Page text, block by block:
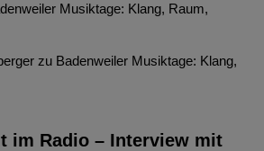
Musiktage: Klang, Raum,
zu Badenweiler Musiktage: Klang,
im Radio – Interview mit